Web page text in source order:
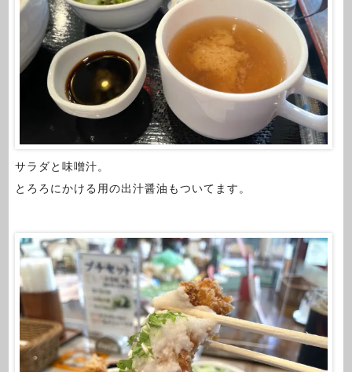
サラダと味噌汁。
とろろにかける用の出汁醤油もついてます。